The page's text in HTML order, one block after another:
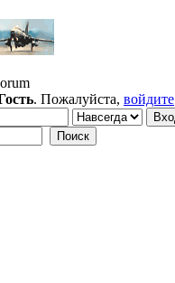
. Пожалуйста, войдите